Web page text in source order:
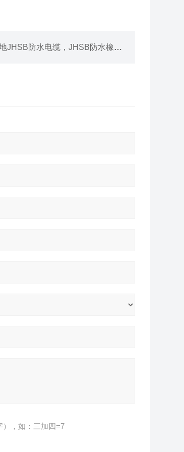
JHSB防水电缆，JHSB防水橡套电缆
），如：三加四=7